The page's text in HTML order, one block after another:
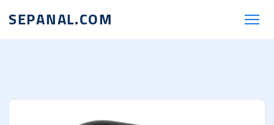
SEPANAL.COM